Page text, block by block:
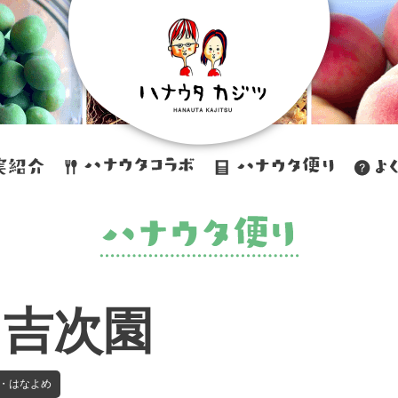
次園
はなよめ